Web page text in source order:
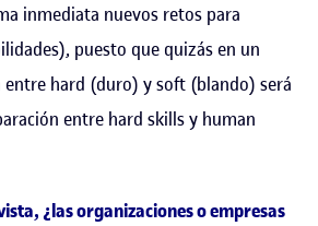
inmediata nuevos retos para
puesto que quizás en un
hard (duro) y soft (blando) será
entre hard skills y human
¿las organizaciones o empresas